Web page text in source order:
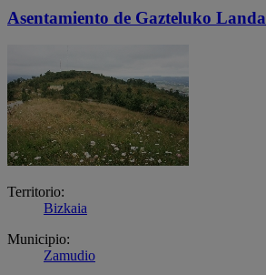
Asentamiento de Gazteluko Landa
Territorio:
Bizkaia
Municipio:
Zamudio